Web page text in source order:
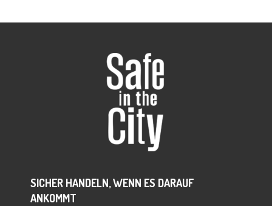
SICHER HANDELN, WENN ES DARAUF
ANKOMMT